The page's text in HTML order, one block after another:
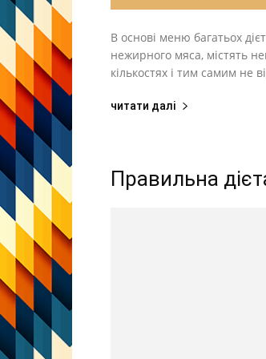
В основі меню багатьох
нежирного мяса, містять
кількостях і тим самим не
читати далі
Правильна